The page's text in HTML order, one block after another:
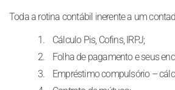
Toda a rotina contábil inerente a um
Cálculo Pis, Cofins, IRPJ;
Folha de pagamento e seus
Empréstimo compulsório –